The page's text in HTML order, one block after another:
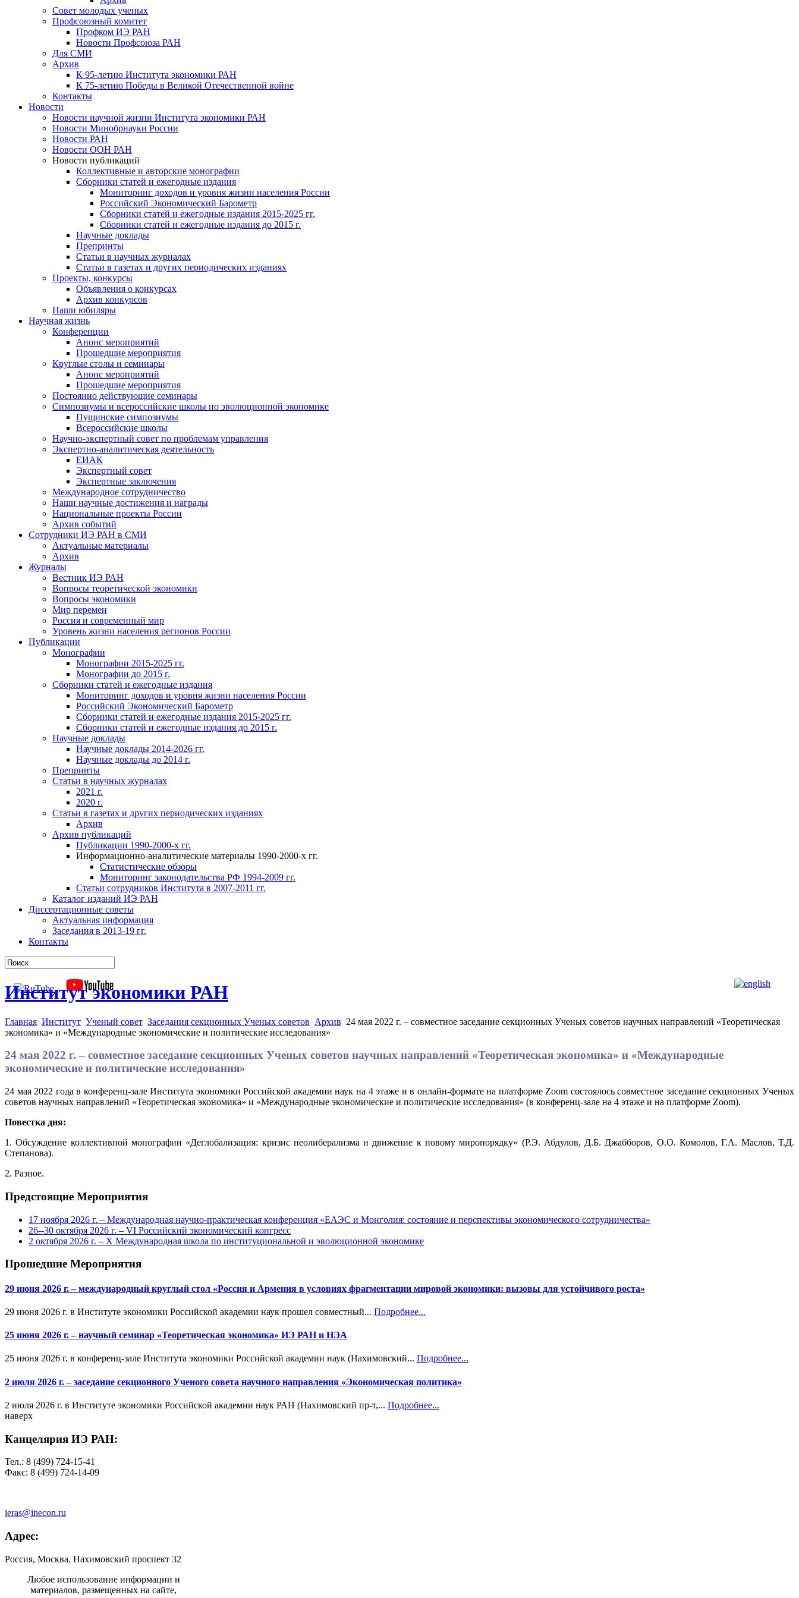
Совет молодых ученых
Профсоюзный комитет
Профком ИЭ РАН
Новости Профсоюза РАН
Для СМИ
Архив
К 95-летию Института экономики РАН
К 75-летию Победы в Великой Отечественной войне
Контакты
Новости
Новости научной жизни Института экономики РАН
Новости Минобрнауки России
Новости РАН
Новости ООН РАН
Новости публикаций
Коллективные и авторские монографии
Сборники статей и ежегодные издания
Мониторинг доходов и уровня жизни населения России
Российский Экономический Барометр
Сборники статей и ежегодные издания 2015-2025 гг.
Сборники статей и ежегодные издания до 2015 г.
Научные доклады
Препринты
Статьи в научных журналах
Статьи в газетах и других периодических изданиях
Проекты, конкурсы
Объявления о конкурсах
Архив конкурсов
Наши юбиляры
Научная жизнь
Конференции
Анонс мероприятий
Прошедшие мероприятия
Круглые столы и семинары
Анонс мероприятий
Прошедшие мероприятия
Постоянно действующие семинары
Симпозиумы и всероссийские школы по эволюционной экономике
Пущинские симпозиумы
Всероссийские школы
Научно-экспертный совет по проблемам управления
Экспертно-аналитическая деятельность
ЕИАК
Экспертный совет
Экспертные заключения
Международное сотрудничество
Наши научные достижения и награды
Национальные проекты России
Архив событий
Сотрудники ИЭ РАН в СМИ
Актуальные материалы
Архив
Журналы
Вестник ИЭ РАН
Вопросы теоретической экономики
Вопросы экономики
Мир перемен
Россия и современный мир
Уровень жизни населения регионов России
Публикации
Монографии
Монографии 2015-2025 гг.
Монографии до 2015 г.
Сборники статей и ежегодные издания
Мониторинг доходов и уровня жизни населения России
Российский Экономический Барометр
Сборники статей и ежегодные издания 2015-2025 гг.
Сборники статей и ежегодные издания до 2015 г.
Научные доклады
Научные доклады 2014-2026 гг.
Научные доклады до 2014 г.
Препринты
Статьи в научных журналах
2021 г.
2020 г.
Статьи в газетах и других периодических изданиях
Архив
Архив публикаций
Публикации 1990-2000-х гг.
Информационно-аналитические материалы 1990-2000-х гг.
Статистические обзоры
Мониторинг законодательства РФ 1994-2009 гг.
Статьи сотрудников Института в 2007-2011 гг.
Каталог изданий ИЭ РАН
Диссертационные советы
Актуальная информация
Заседания в 2013-19 гг.
Контакты
Институт экономики РАН
Главная Институт Ученый совет Заседания секционных Ученых советов Архив 24 мая 2022 г. – совместное заседание секционных Ученых советов научных направлений «Теоретическая
экономика» и «Международные экономические и политические исследования»
24 мая 2022 г. – совместное заседание секционных Ученых советов научных направлений «Теоретическая экономика» и «Международные
экономические и политические исследования»
24 мая 2022 года в конференц-зале Института экономики Российской академии наук на 4 этаже и в онлайн-формате на платформе Zoom состоялось совместное заседание секционных Ученых
советов научных направлений «Теоретическая экономика» и «Международные экономические и политические исследования» (в конференц-зале на 4 этаже и на платформе Zoom).
Повестка дня:
1. Обсуждение коллективной монографии «Деглобализация: кризис неолиберализма и движение к новому миропорядку» (Р.Э. Абдулов, Д.Б. Джабборов, О.О. Комолов, Г.А. Маслов, Т.Д.
Степанова).
2. Разное.
Предстоящие Мероприятия
17 ноября 2026 г. – Международная научно-практическая конференция «ЕАЭС и Монголия: состояние и перспективы экономического сотрудничества»
26--30 октября 2026 г. – VI Российский экономический конгресс
2 октября 2026 г. – X Международная школа по институциональной и эволюционной экономике
Прошедшие Мероприятия
29 июня 2026 г. – международный круглый стол «Россия и Армения в условиях фрагментации мировой экономики: вызовы для устойчивого роста»
29 июня 2026 г. в Институте экономики Российской академии наук прошел совместный... Подробнее...
25 июня 2026 г. – научный семинар «Теоретическая экономика» ИЭ РАН и НЭА
25 июня 2026 г. в конференц-зале Института экономики Российской академии наук (Нахимовский... Подробнее...
2 июля 2026 г. – заседание секционного Ученого совета научного направления «Экономическая политика»
2 июля 2026 г. в Институте экономики Российской академии наук РАН (Нахимовский пр-т,... Подробнее...
наверх
Канцелярия ИЭ РАН:
Тел.: 8 (499) 724-15-41
Факс: 8 (499) 724-14-09
ieras@inecon.ru
Адрес:
Россия, Москва, Нахимовский проспект 32
Любое использование информации и
материалов, размещенных на сайте,